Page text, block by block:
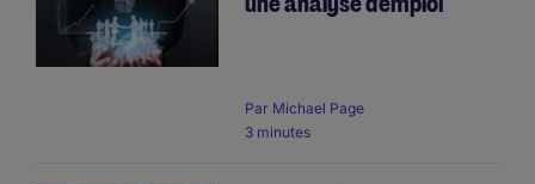
Par Michael Page
3 minutes